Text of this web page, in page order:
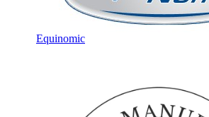
Equinomic